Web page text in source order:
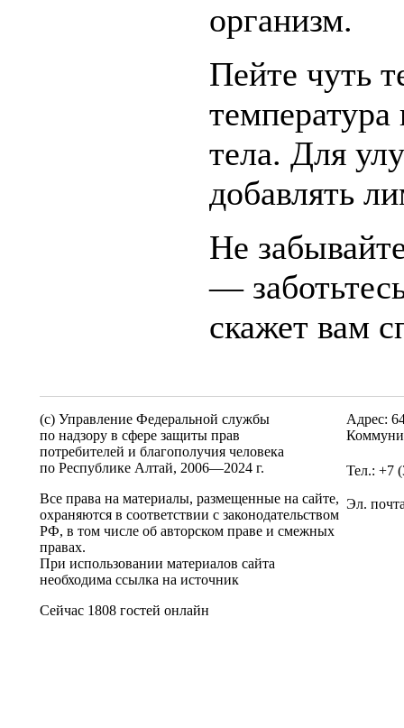
организм.
Пейте чуть
тела. Для
добавлять
Не
―
скажет вам
(c) Управление Федеральной службы
по надзору в сфере защиты прав
потребителей и благополучия человека
по Республике Алтай, 2006—2024 г.
Все права на материалы, размещенные на сайте,
охраняются в соответствии с законодательством
РФ, в том числе об авторском праве и смежных
правах.
При использовании материалов сайта
необходима ссылка на источник
Сейчас 1808 гостей онлайн
Адрес:
Тел.: +7
Эл.